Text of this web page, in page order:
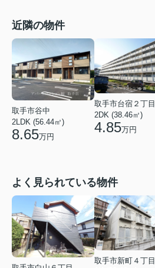
近隣の物件
取手市谷中
2LDK (56.44㎡)
8.65万円
取手市台宿２丁目
2DK (38.46㎡)
4.85万円
よく見られている物件
取手市新町４丁目